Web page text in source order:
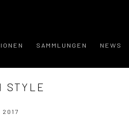
SAMMLUNGEN NEWS
STYLE